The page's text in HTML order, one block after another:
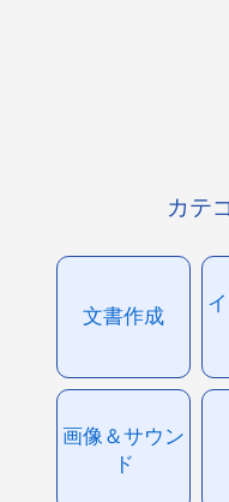
カテ
文書作成
画像＆サウン
ド